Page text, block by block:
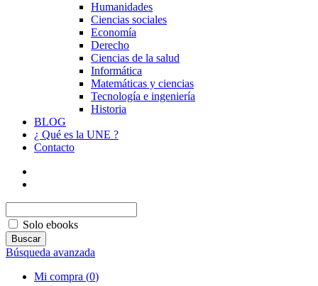
Humanidades
Ciencias sociales
Economía
Derecho
Ciencias de la salud
Informática
Matemáticas y ciencias
Tecnología e ingeniería
Historia
BLOG
¿ Qué es la UNE ?
Contacto
Solo ebooks
Búsqueda avanzada
Mi compra (0)